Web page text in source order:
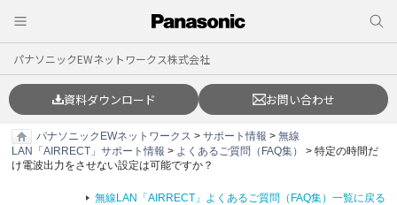
パナソニックEWネットワークス株式会社
資料ダウンロード お問い合わせ
パナソニックEWネットワークス >サポート情報 >無線
LAN「AIRRECT」サポート情報 > よくあるご質問（FAQ集）
> 特定の時間だ
け電波出力をさせない設定は可能ですか？
無線LAN「AIRRECT」よくあるご質問（FAQ集）一覧に戻る